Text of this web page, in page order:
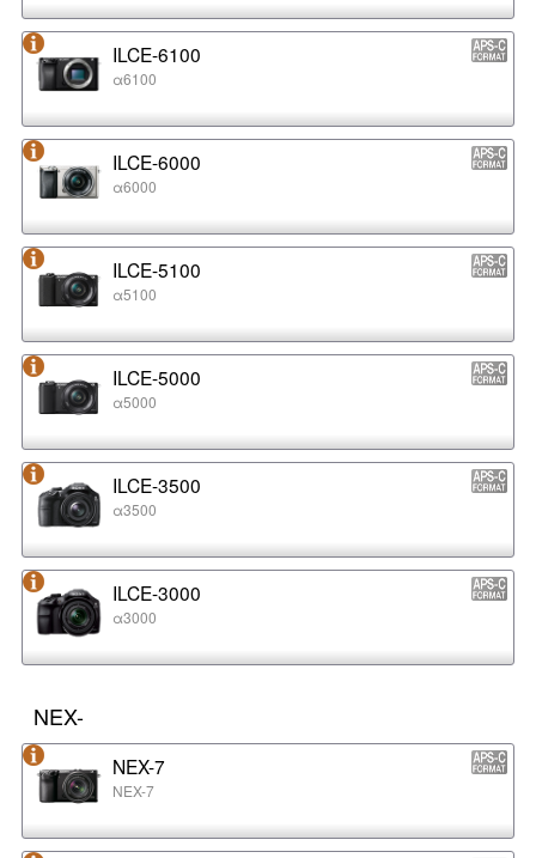
ILCE-6100
α6100
ILCE-6000
α6000
ILCE-5100
α5100
ILCE-5000
α5000
ILCE-3500
α3500
ILCE-3000
α3000
NEX-
NEX-7
NEX-7